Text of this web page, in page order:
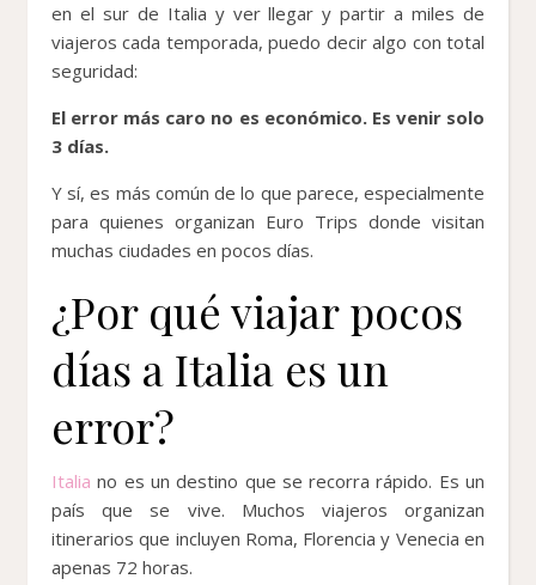
en el sur de Italia y ver llegar y partir a miles de
viajeros cada temporada, puedo decir algo con total
seguridad:
El error más caro no es económico. Es venir solo
3 días.
Y sí, es más común de lo que parece, especialmente
para quienes organizan Euro Trips donde visitan
muchas ciudades en pocos días.
¿Por qué viajar pocos
días a Italia es un
error?
Italia no es un destino que se recorra rápido. Es un
país que se vive. Muchos viajeros organizan
itinerarios que incluyen Roma, Florencia y Venecia en
apenas 72 horas.